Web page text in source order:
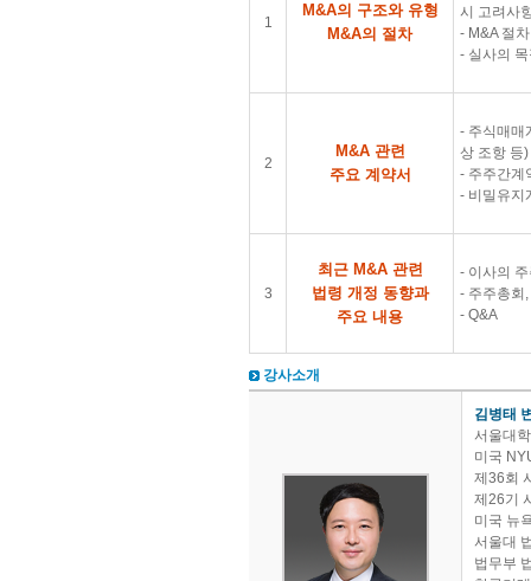
1
M&A의 구조와 유형
M&A의 절차
시 고려사
- M&A 절
- 실사의
2
M&A 관련
주요 계약서
- 주식매매
상 조항 등)
- 주주간계
- 비밀유지
3
최근 M&A 관련
​법령 개정 동향과
주요 내용
- 이사의
- 주주총회
​- Q&A
강사소개
김병태
서울대
미국
제36회
제26기
미국 뉴
서울대
법무부